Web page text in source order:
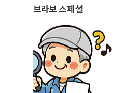
브라보 스페셜